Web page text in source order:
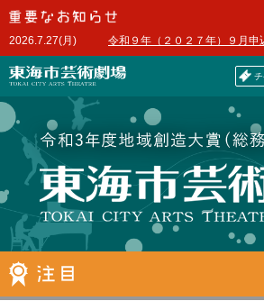
本
文
へ2026.7.27(月) 令和９年（２０２７年）９月申